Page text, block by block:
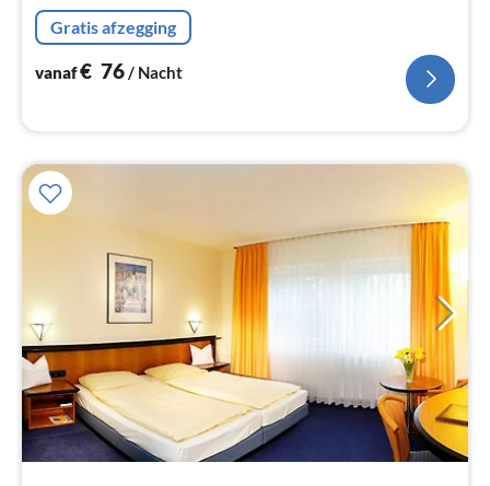
Gratis afzegging
vanaf€ 76 / Nacht